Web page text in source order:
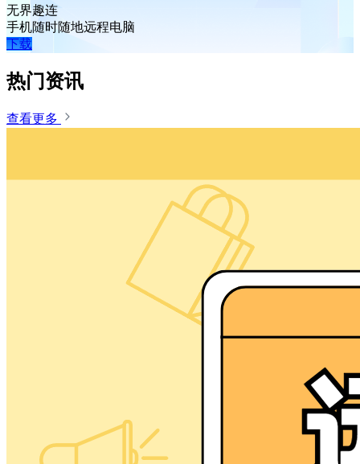
无界趣连
手机随时随地远程电脑
下载
热门资讯
查看更多